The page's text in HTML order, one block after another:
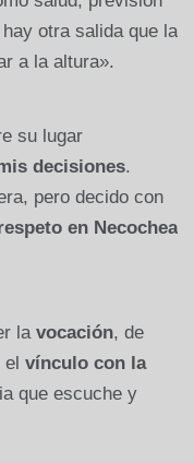
otra salida que la
a la altura».
su lugar
decisiones.
pero decido con
en Necochea
la vocación, de
vínculo con la
que escuche y